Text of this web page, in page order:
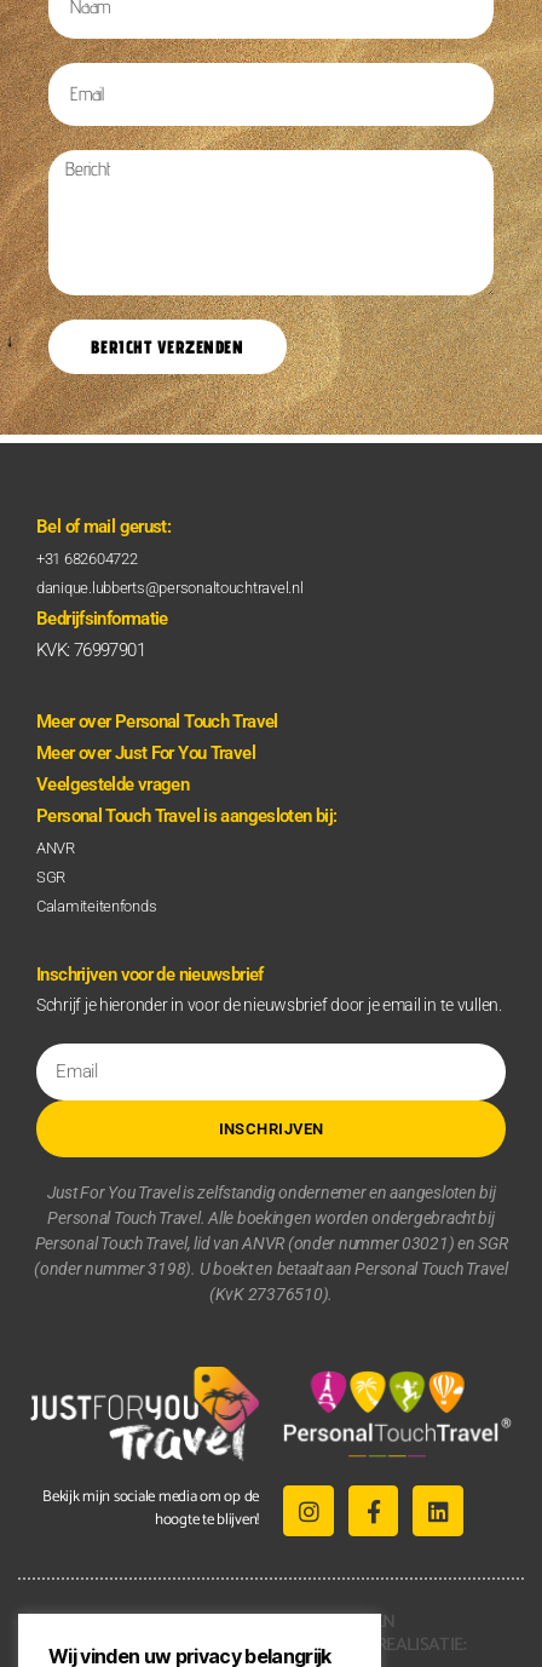
BERICHT VERZENDEN
Bel of mail gerust:
+31 682604722
danique.lubberts@personaltouchtravel.nl
Bedrijfsinformatie
KVK: 76997901
Meer over Personal Touch Travel
Meer over Just For You Travel
Veelgestelde vragen
Personal Touch Travel is aangesloten bij:
ANVR
SGR
Calamiteitenfonds
Inschrijven voor de nieuwsbrief
Schrijf je hieronder in voor de nieuwsbrief door je email in te vullen.
INSCHRIJVEN
Just For You Travel is zelfstandig ondernemer en aangesloten bij
Personal Touch Travel. Alle boekingen worden ondergebracht bij
Personal Touch Travel, lid van ANVR (onder nummer 03021) en SGR
(onder nummer 3198). U boekt en betaalt aan Personal Touch Travel
(KvK 27376510).
Bekijk mijn sociale media om op de
hoogte te blijven!
2021 © ALLE RECHTEN
VOORBEHOUDEN | REALISATIE:
Wij vinden uw privacy belangrijk